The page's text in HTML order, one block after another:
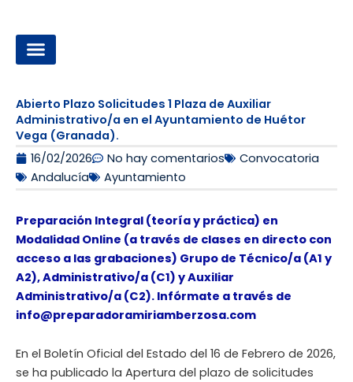
contenido
Abierto Plazo Solicitudes 1 Plaza de Auxiliar
Administrativo/a en el Ayuntamiento de Huétor
Vega (Granada).
16/02/2026
No hay comentarios
Convocatoria
Andalucía
Ayuntamiento
Preparación Integral (teoría y práctica) en
Modalidad Online (a través de clases en directo con
acceso a las grabaciones) Grupo de Técnico/a (A1 y
A2), Administrativo/a (C1) y Auxiliar
Administrativo/a (C2). Infórmate a través de
info@preparadoramiriamberzosa.com
En el Boletín Oficial del Estado del 16 de Febrero de 2026,
se ha publicado la Apertura del plazo de solicitudes